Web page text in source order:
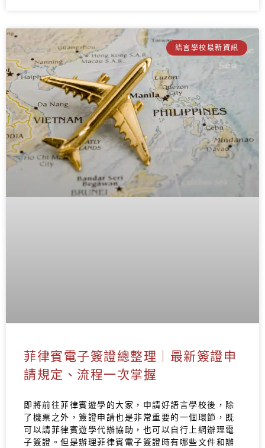
語言學校最新資訊
菲律賓電子簽證總整理｜最新簽證申
請規定、流程一次掌握
即將前往菲律賓遊學的大家，申請好語言學校後，除
了機票之外，簽證申請也是非常重要的一個環節，既
可以請菲律賓遊學代辦協助，也可以自行上網辦理電
子簽證。但是辦理菲律賓電子簽證時有哪些文件和辦